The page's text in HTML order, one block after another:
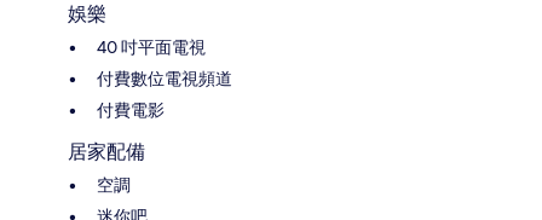
娛樂
40 吋平面電視
付費數位電視頻道
付費電影
居家配備
空調